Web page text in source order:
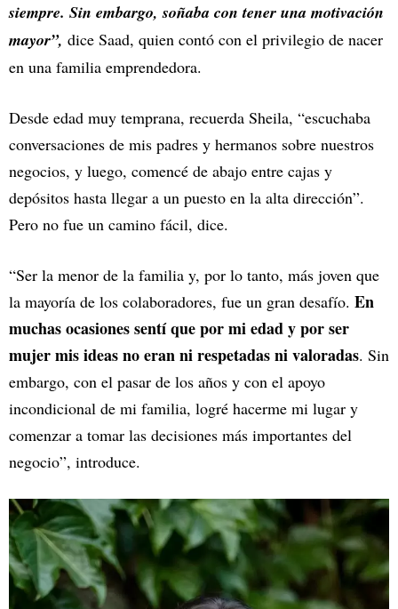
siempre. Sin embargo, soñaba con tener una motivación
mayor”, dice Saad, quien contó con el privilegio de nacer
en una familia emprendedora.
Desde edad muy temprana, recuerda Sheila, “escuchaba
conversaciones de mis padres y hermanos sobre nuestros
negocios, y luego, comencé de abajo entre cajas y
depósitos hasta llegar a un puesto en la alta dirección”.
Pero no fue un camino fácil, dice.
“Ser la menor de la familia y, por lo tanto, más joven que
la mayoría de los colaboradores, fue un gran desafío. En
muchas ocasiones sentí que por mi edad y por ser
mujer mis ideas no eran ni respetadas ni valoradas. Sin
embargo, con el pasar de los años y con el apoyo
incondicional de mi familia, logré hacerme mi lugar y
comenzar a tomar las decisiones más importantes del
negocio”, introduce.